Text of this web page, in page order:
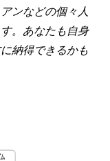
ンなどの個々人
。あなたも自身
納得できるかも